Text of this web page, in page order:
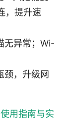
，提升速
无异常；Wi-
颈，升级网
用指南与实